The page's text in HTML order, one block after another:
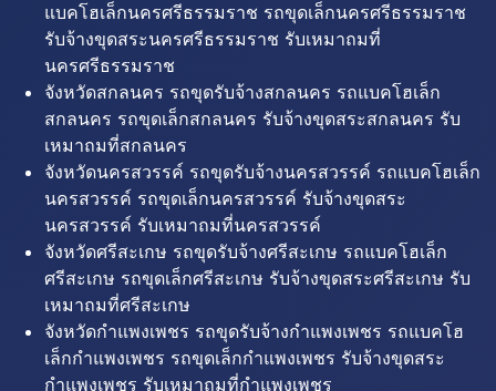
แบคโฮเล็กนครศรีธรรมราช รถขุดเล็กนครศรีธรรมราช
รับจ้างขุดสระนครศรีธรรมราช รับเหมาถมที่
นครศรีธรรมราช
จังหวัดสกลนคร รถขุดรับจ้างสกลนคร รถแบคโฮเล็ก
สกลนคร รถขุดเล็กสกลนคร รับจ้างขุดสระสกลนคร รับ
เหมาถมที่สกลนคร
จังหวัดนครสวรรค์ รถขุดรับจ้างนครสวรรค์ รถแบคโฮเล็ก
นครสวรรค์ รถขุดเล็กนครสวรรค์ รับจ้างขุดสระ
นครสวรรค์ รับเหมาถมที่นครสวรรค์
จังหวัดศรีสะเกษ รถขุดรับจ้างศรีสะเกษ รถแบคโฮเล็ก
ศรีสะเกษ รถขุดเล็กศรีสะเกษ รับจ้างขุดสระศรีสะเกษ รับ
เหมาถมที่ศรีสะเกษ
จังหวัดกำแพงเพชร รถขุดรับจ้างกำแพงเพชร รถแบคโฮ
เล็กกำแพงเพชร รถขุดเล็กกำแพงเพชร รับจ้างขุดสระ
กำแพงเพชร รับเหมาถมที่กำแพงเพชร